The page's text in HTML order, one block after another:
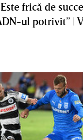
frică de
ul potrivit” |